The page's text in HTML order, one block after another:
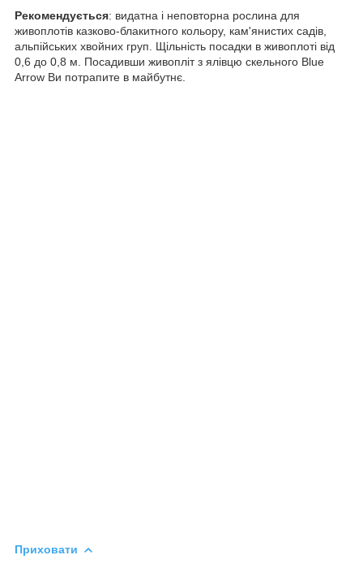
Рекомендується: видатна і неповторна рослина для
живоплотів казково-блакитного кольору, кам'янистих садів,
альпійських хвойних груп. Щільність посадки в живоплоті від
0,6 до 0,8 м. Посадивши живопліт з ялівцю скельного Blue
Arrow Ви потрапите в майбутнє.
Приховати